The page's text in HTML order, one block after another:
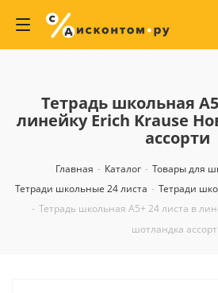
Тетрадь школьная
линейку Erich Krause
ассорти
Главная - Каталог - Товары для
Тетради школьные 24 листа - Тетради
- Тетрадь школьная А5+ 24 листа в
шотландка